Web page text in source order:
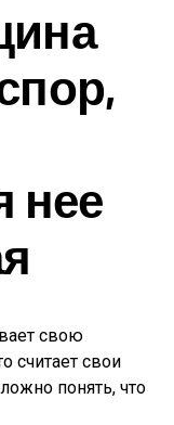
нее
свою
считает свои
понять, что